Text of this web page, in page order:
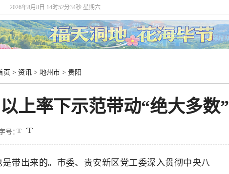
2026年8月8日 14时52分34秒 星期六
页 > 资讯 > 地州市 > 贵阳
以上率下示范带动“绝大多数”
号：
带出来的。市委、贵安新区党工委深入贯彻中央八